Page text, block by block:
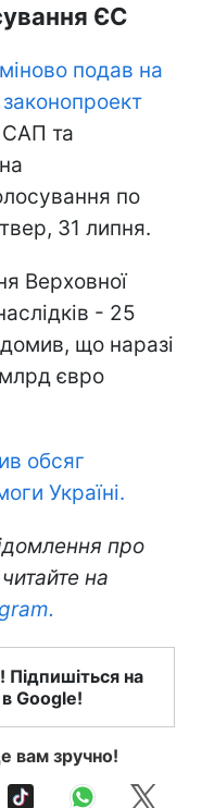
ЄС
подав на
САП та
по
31 липня.
Верховної
- 25
що наразі
євро
обсяг
Україні.
про
на
Підпишіться на
Google!
вам зручно!